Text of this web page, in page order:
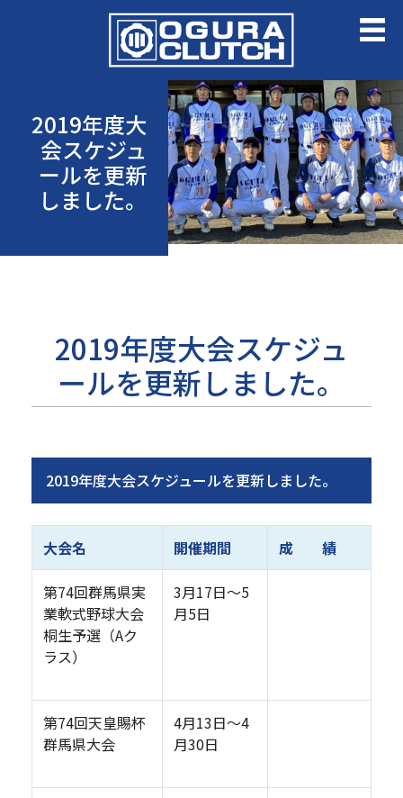
2019年度大
会スケジュ
ールを更新
しました。
2019年度大会スケジュ
ールを更新しました。
2019年度大会スケジュールを更新しました。
大会名 開催期間 成 績
第74回群馬県実
業軟式野球大会
桐生予選（Aク
ラス）
3月17日～5
月5日
第74回天皇賜杯
群馬県大会
4月13日～4
月30日